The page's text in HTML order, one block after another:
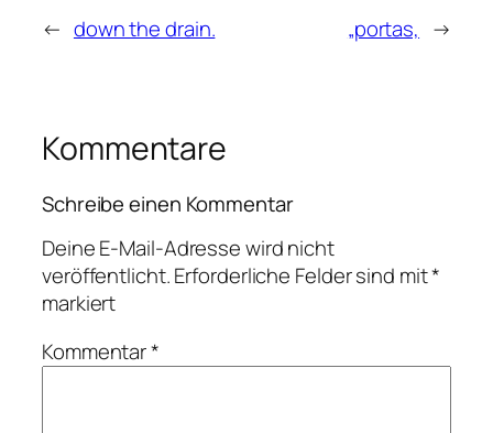
← down the drain. „portas, →
Kommentare
Schreibe einen Kommentar
Deine E-Mail-Adresse wird nicht
veröffentlicht.Erforderliche Felder sind mit*
markiert
Kommentar*